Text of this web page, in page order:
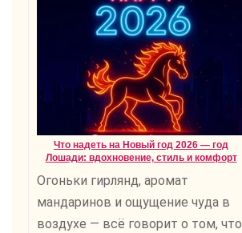
Что надеть на Новый год 2026 — год
Лошади: вдохновение, стиль и комфорт
Огоньки гирлянд, аромат
мандаринов и ощущение чуда в
воздухе — всё говорит о том, что